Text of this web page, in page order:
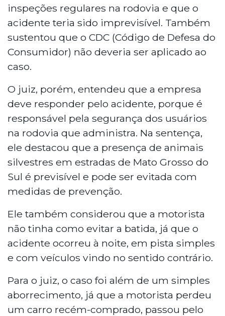
inspeções regulares na rodovia e que o
acidente teria sido imprevisível. Também
sustentou que o CDC (Código de Defesa do
Consumidor) não deveria ser aplicado ao
caso.
O juiz, porém, entendeu que a empresa
deve responder pelo acidente, porque é
responsável pela segurança dos usuários
na rodovia que administra. Na sentença,
ele destacou que a presença de animais
silvestres em estradas de Mato Grosso do
Sul é previsível e pode ser evitada com
medidas de prevenção.
Ele também considerou que a motorista
não tinha como evitar a batida, já que o
acidente ocorreu à noite, em pista simples
e com veículos vindo no sentido contrário.
Para o juiz, o caso foi além de um simples
aborrecimento, já que a motorista perdeu
um carro recém-comprado, passou pelo